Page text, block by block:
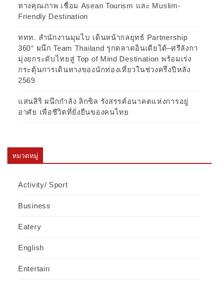
ทางคุณภาพ เชื่อม Asean Tourism และ Muslim-
Friendly Destination
ททท. สำนักงานมุมไบ เดินหน้ากลยุทธ์ Partnership
360° ผนึก Team Thailand รุกตลาดอินเดียใต้–ศรีลังกา
มุ่งยกระดับไทยสู่ Top of Mind Destination พร้อมเร่ง
กระตุ้นการเดินทางของนักท่องเที่ยวในช่วงครึ่งปีหลัง
2569
แสนสิริ ผนึกกำลัง ลิกซิล รังสรรค์อนาคตแห่งการอยู่
อาศัย เพื่อชีวิตที่ยั่งยืนของคนไทย
หมวดหมู่
Activity/ Sport
Business
Eatery
English
Entertain